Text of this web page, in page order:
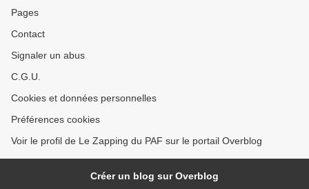
Pages
Contact
Signaler un abus
C.G.U.
Cookies et données personnelles
Préférences cookies
Voir le profil de Le Zapping du PAF sur le portail Overblog
Créer un blog sur Overblog